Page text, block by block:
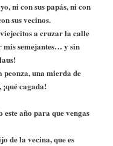
ni con sus papás, ni con
sus vecinos.
a cruzar la calle
mis semejantes… y sin
una mierda de
cagada!
año para que vengas
de la vecina, que es